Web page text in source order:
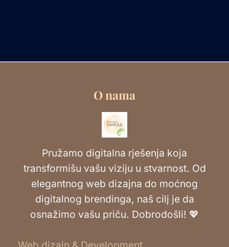
O nama
Pružamo digitalna rješenja koja
transformišu vašu viziju u stvarnost. Od
elegantnog web dizajna do moćnog
digitalnog brendinga, naš cilj je da
osnažimo vašu priču. Dobrodošli! 💖